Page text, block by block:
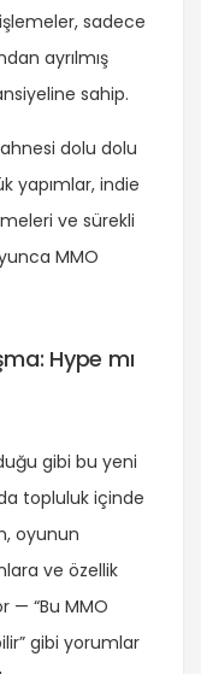
sadece
ayrılmış
sahip.
dolu dolu
yapımlar, indie
ve sürekli
MMO
Hype mı
gibi bu yeni
topluluk içinde
oyunun
ve özellik
— “Bu MMO
gibi yorumlar